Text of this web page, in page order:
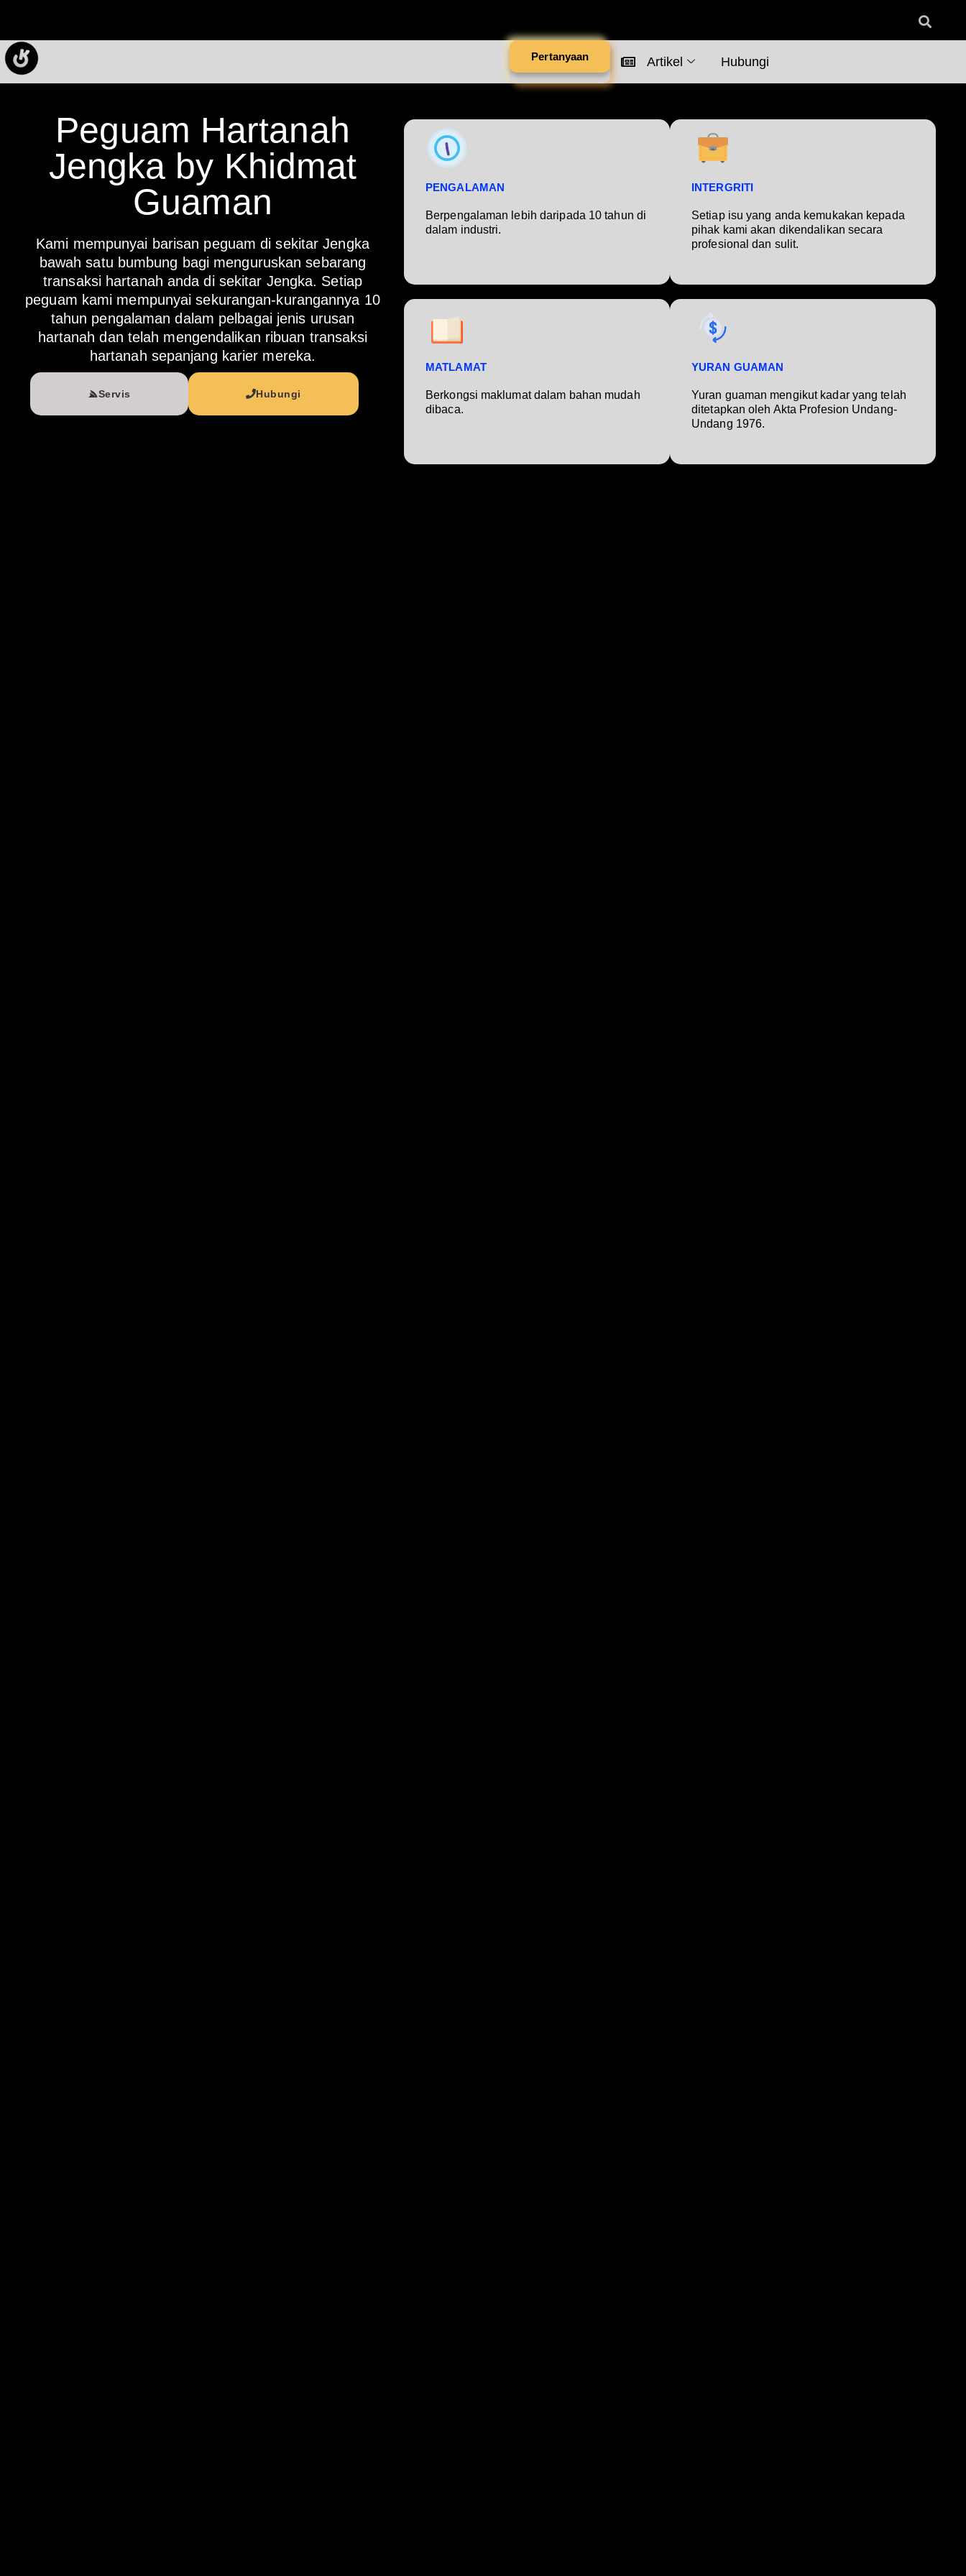
Pertanyaan Artikel Hubungi
Peguam Hartanah
Jengka by Khidmat
Guaman
Kami mempunyai barisan peguam di sekitar Jengka
bawah satu bumbung bagi menguruskan sebarang
transaksi hartanah anda di sekitar Jengka. Setiap
peguam kami mempunyai sekurangan-kurangannya 10
tahun pengalaman dalam pelbagai jenis urusan
hartanah dan telah mengendalikan ribuan transaksi
hartanah sepanjang karier mereka.
Servis Hubungi
PENGALAMAN
Berpengalaman lebih daripada 10 tahun di
dalam industri.
INTERGRITI
Setiap isu yang anda kemukakan kepada
pihak kami akan dikendalikan secara
profesional dan sulit.
MATLAMAT
Berkongsi maklumat dalam bahan mudah
dibaca.
YURAN GUAMAN
Yuran guaman mengikut kadar yang telah
ditetapkan oleh Akta Profesion Undang-
Undang 1976.